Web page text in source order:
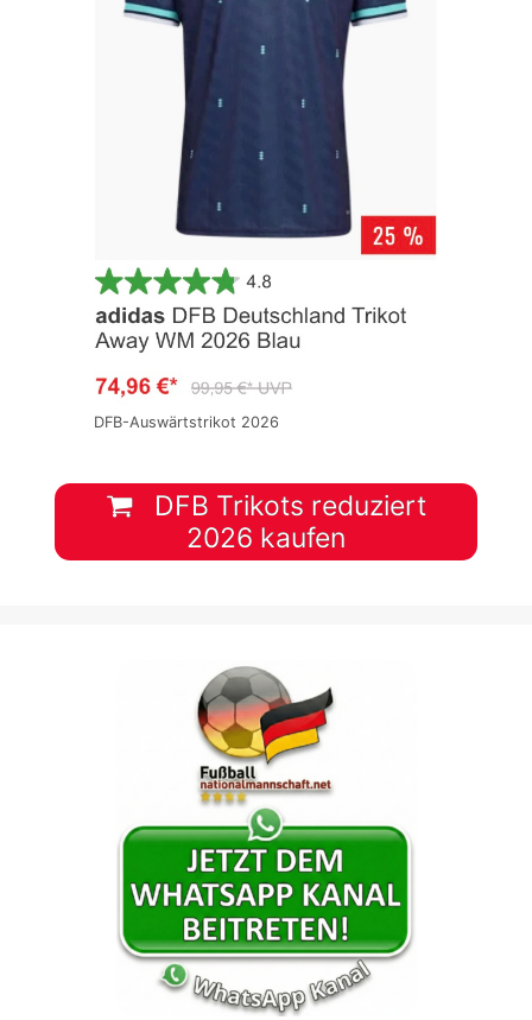
DFB-Auswärtstrikot 2026
DFB Trikots reduziert
2026 kaufen